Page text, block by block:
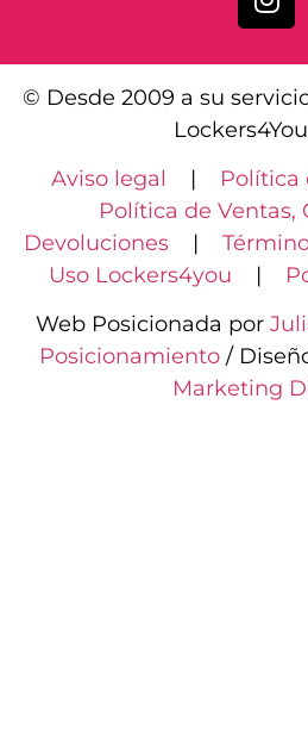
© Desde 2009 a su
Aviso legal | Política
Política de Ventas,
Devoluciones|
Uso Lockers4you |
Web Posicionada por
Posicionamiento /
Marketing